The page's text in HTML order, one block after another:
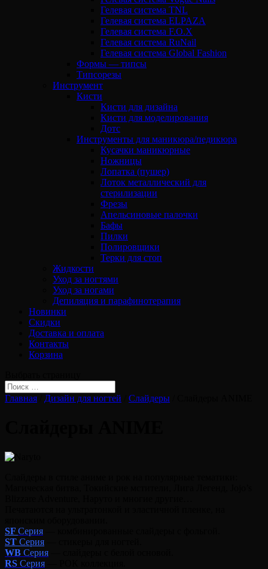
Гелевая система TNL
Гелевая система ELPAZA
Гелевая система F.O.X
Гелевая система RuNail
Гелевая система Global Fashion
Формы — типсы
Типсорезы
Инструмент
Кисти
Кисти для дизайна
Кисти для моделирования
Дотс
Инструменты для маникюра/педикюра
Кусачки маникюрные
Ножницы
Лопатка (пушер)
Лоток металлический для
стерилизации
Фрезы
Апельсиновые палочки
Бафы
Пилки
Полировщики
Терки для стоп
Жидкости
Уход за ногтями
Уход за ногами
Депиляция и парафинотерапия
Новинки
Скидки
Доставка и оплата
Контакты
Корзина
Главная Дизайн для ногтей Слайдеры
SF Серия
ST Серия
WB Серия
RS Серия